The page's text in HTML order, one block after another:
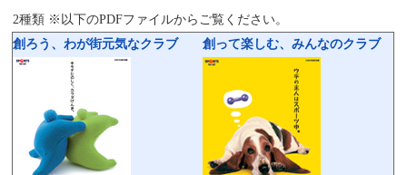
2種類 ※以下のPDFファイルからご覧ください。
創ろう、わが街元気なクラブ
創って楽しむ、みんなのクラブ